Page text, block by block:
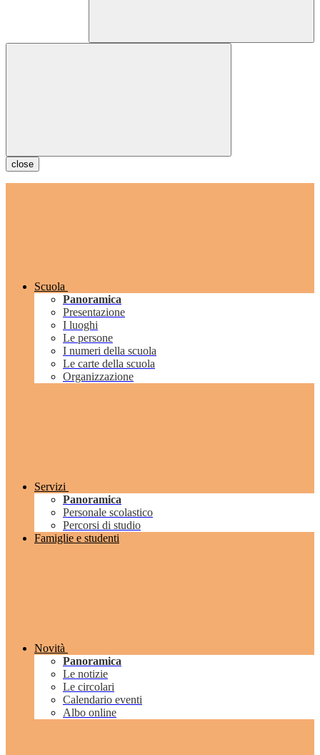
close
Scuola
Panoramica
Presentazione
I luoghi
Le persone
I numeri della scuola
Le carte della scuola
Organizzazione
Servizi
Panoramica
Personale scolastico
Percorsi di studio
Famiglie e studenti
Novità
Panoramica
Le notizie
Le circolari
Calendario eventi
Albo online